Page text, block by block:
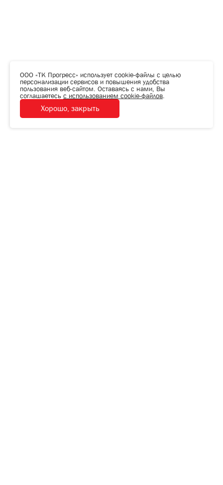
ООО «ТК Прогресс» использует cookie-файлы с целью
персонализации сервисов и повышения удобства
пользования веб-сайтом. Оставаясь с нами, Вы
соглашаетесь с использованием cookie-файлов.
Хорошо, закрыть